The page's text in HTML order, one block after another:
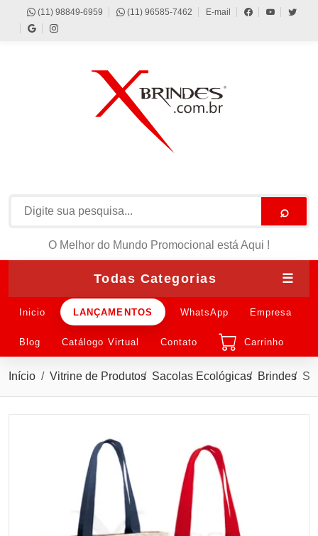
(11) 98849-6959 (11) 96585-7462 E-mail
⌕
O Melhor do Mundo Promocional está Aqui !
Todas Categorias ☰
Inicio LANÇAMENTOS WhatsApp Empresa
Blog Catálogo Virtual Contato Carrinho
Início Vitrine de Produtos Sacolas Ecológicas Brindes Sacola Confeccionada em 100% Algodão Canvas X92822